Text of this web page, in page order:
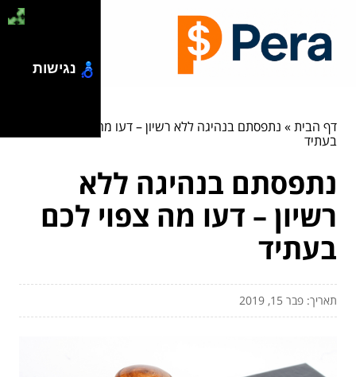
דף הבית» נתפסתם בנהיגה ללא רשיון – דעו מה צפוי לכם
בעתיד
נתפסתם בנהיגה ללא
רשיון – דעו מה צפוי לכם
בעתיד
תאריך: פבר 15, 2019
נגישות